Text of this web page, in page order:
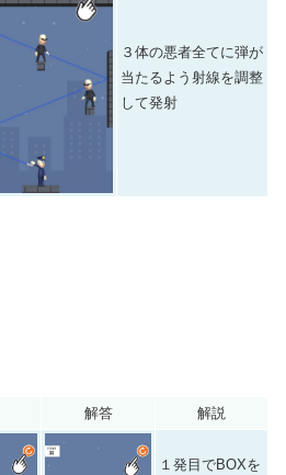
３体の悪者全てに弾が
当たるよう射線を調整
して発射
解答 解説
１発目でBOXを